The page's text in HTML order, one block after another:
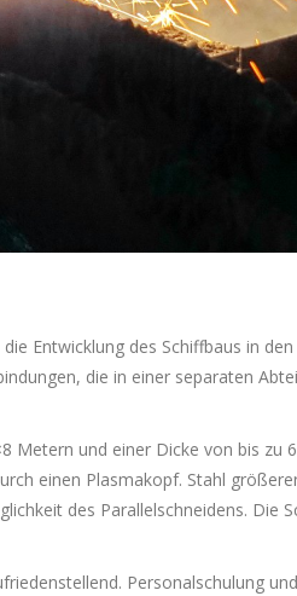
Entwicklung des Schiffbaus in
die in einer separaten
und einer Dicke von bis zu
einen Plasmakopf. Stahl
des Parallelschneidens.
Personalschulung